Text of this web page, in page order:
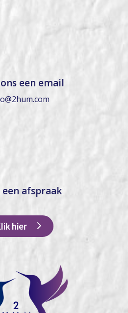
een email
een afspraak
hier